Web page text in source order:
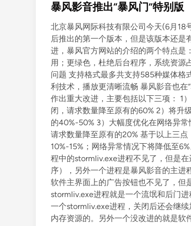
s
e
d
i
n
暴风影音推出“暴风门”特别版
北京暴风网际科技有限公司今天(6月18
后推出的第一个版本，但是该版本还是
进，暴风官方网站的介绍的两个特点是
用；更绿色，杜绝后台程序，系统资源
问题 支持格式最多共支持585种媒体格
利技术，播放更清晰流畅 暴风影音也
作出重大改进，主要包括以下三项： 1
闭，请求数量降至原有的60% 2）将升
的40%-50% 3）大幅度优化在网络异
请求数量降至原有的20% 基于以上三
10%-15%；网络异常情况下将降低至
程中的stormliv.exe进程不见了，但是
序），另外一个进程是暴风影音的主进
软件主界面上的广告按钮也不见了，但
stormliv.exe进程就是一个流氓和后门
一个stormliv.exe进程，关闭后还会继
内存资源的。另外一个没改进的就是软